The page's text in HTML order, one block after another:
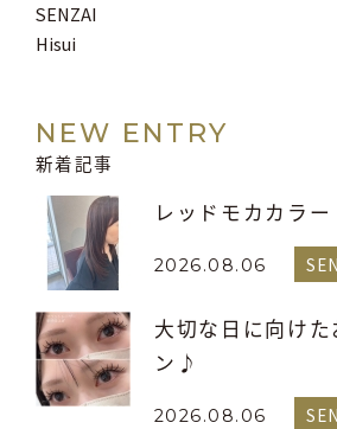
SENZAI
Hisui
NEW ENTRY
新着記事
レッドモカカラー
2026.08.06
大切な日に向け
ン♪
2026.08.06